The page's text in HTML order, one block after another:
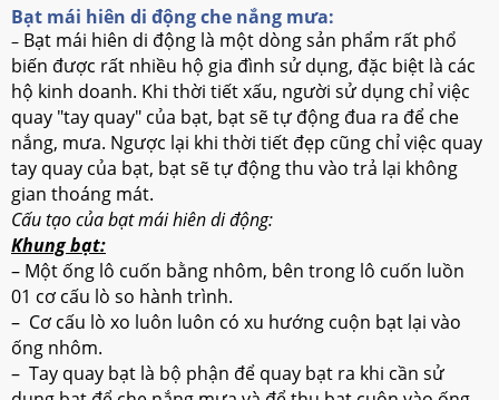
Bạt mái hiên di động che nắng mưa:
– Bạt mái hiên di động là một dòng sản phẩm rất phổ
biến được rất nhiều hộ gia đình sử dụng, đặc biệt là các
hộ kinh doanh. Khi thời tiết xấu, người sử dụng chỉ việc
quay "tay quay" của bạt, bạt sẽ tự động đua ra để che
nắng, mưa. Ngược lại khi thời tiết đẹp cũng chỉ việc quay
tay quay của bạt, bạt sẽ tự động thu vào trả lại không
gian thoáng mát.
Cấu tạo của bạt mái hiên di động:
Khung bạt:
– Một ống lô cuốn bằng nhôm, bên trong lô cuốn luồn
01 cơ cấu lò so hành trình.
– Cơ cấu lò xo luôn luôn có xu hướng cuộn bạt lại vào
ống nhôm.
– Tay quay bạt là bộ phận để quay bạt ra khi cần sử